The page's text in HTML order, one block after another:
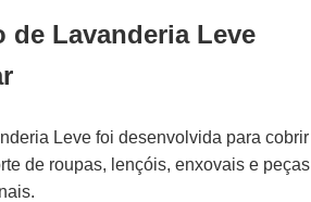
de Lavanderia Leve
Leve foi desenvolvida para cobrir
de roupas, lençóis, enxovais e peças